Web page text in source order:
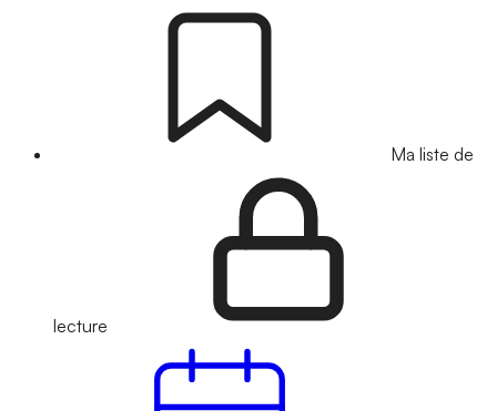
Ma liste de
lecture